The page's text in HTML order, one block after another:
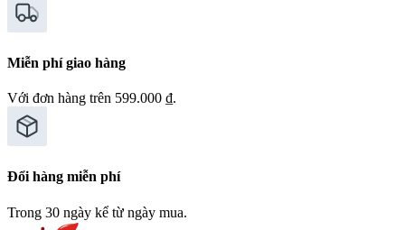
Miễn phí giao hàng
Với đơn hàng trên 599.000 ₫.
Đổi hàng miễn phí
Trong 30 ngày kể từ ngày mua.